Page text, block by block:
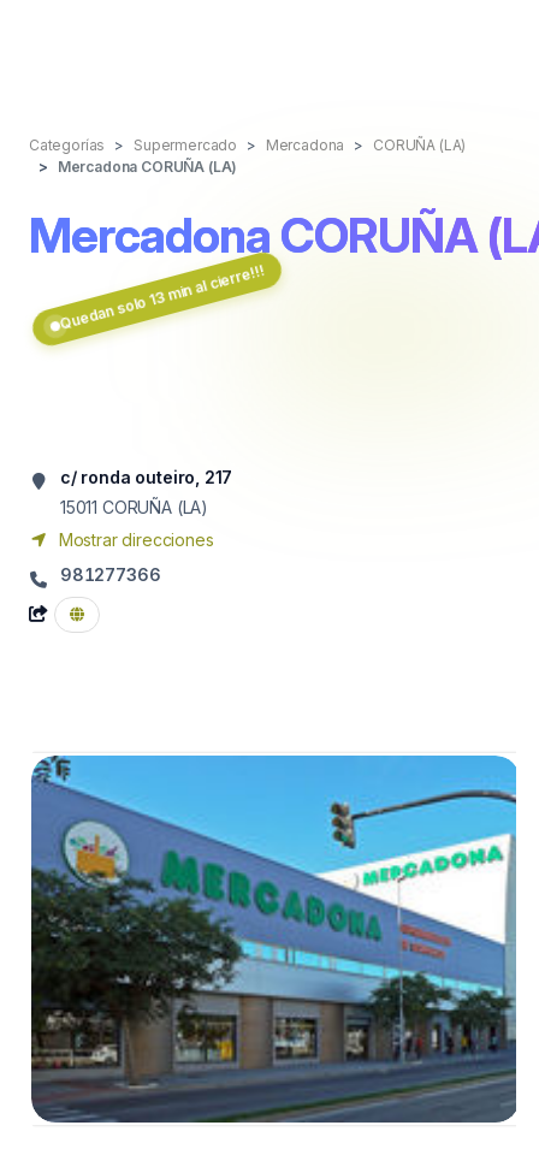
Categorías Supermercado Mercadona
CORUÑA (LA)
Mercadona CORUÑA (LA)
Mercadona CORUÑA
Quedan solo 13 min al cierre!!!
c/ ronda outeiro, 217
15011 CORUÑA (LA)
Mostrar direcciones
981277366